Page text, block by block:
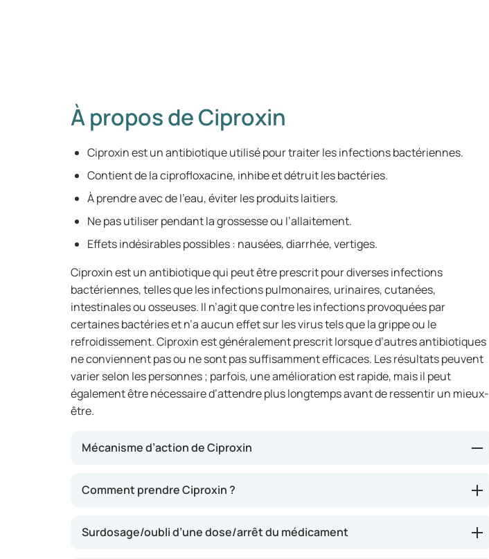
À propos de Ciproxin
Ciproxin est un antibiotique utilisé pour traiter les infections bactériennes.
Contient de la ciprofloxacine, inhibe et détruit les bactéries.
À prendre avec de l’eau, éviter les produits laitiers.
Ne pas utiliser pendant la grossesse ou l’allaitement.
Effets indésirables possibles : nausées, diarrhée, vertiges.
Ciproxin est un antibiotique qui peut être prescrit pour diverses infections
bactériennes, telles que les infections pulmonaires, urinaires, cutanées,
intestinales ou osseuses. Il n’agit que contre les infections provoquées par
certaines bactéries et n’a aucun effet sur les virus tels que la grippe ou le
refroidissement. Ciproxin est généralement prescrit lorsque d’autres antibiotiques
ne conviennent pas ou ne sont pas suffisamment efficaces. Les résultats peuvent
varier selon les personnes ; parfois, une amélioration est rapide, mais il peut
également être nécessaire d’attendre plus longtemps avant de ressentir un mieux-
être.
Mécanisme d’action de Ciproxin
des bactéries et les détruit. Cela permet d’atténuer les symptômes d’une
contribuer à une guérison plus rapide de l’infection et à réduire le risque de
Comment prendre Ciproxin ?
Surdosage/oubli d’une dose/arrêt du médicament